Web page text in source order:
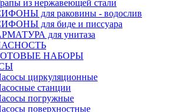
из нержавеющей стали
для раковины - водослив
для биде и писсуара
для унитаза
НАБОРЫ
циркуляционные
станции
погружные
поверхностные